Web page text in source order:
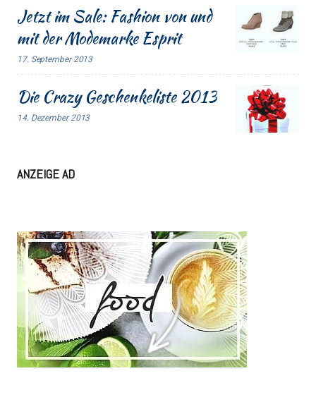
Jetzt im Sale: Fashion von und
mit der Modemarke Esprit
17. September 2013
Die Crazy Geschenkeliste 2013
14. Dezember 2013
ANZEIGE AD